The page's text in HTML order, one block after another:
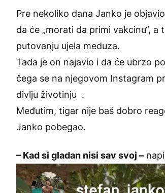
Pre nekoliko dana Janko je
da će „morati da primi vakcinu“,
putovanju ujela meduza.
Tada je on najavio i da će ubrzo
čega se na njegovom Instagram
divlju životinju .
Međutim, tigar nije baš dobro
Janko pobegao.
– Kad si gladan nisi sav svoj –